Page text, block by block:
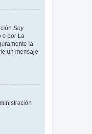
Soy
o por La
la
un mensaje